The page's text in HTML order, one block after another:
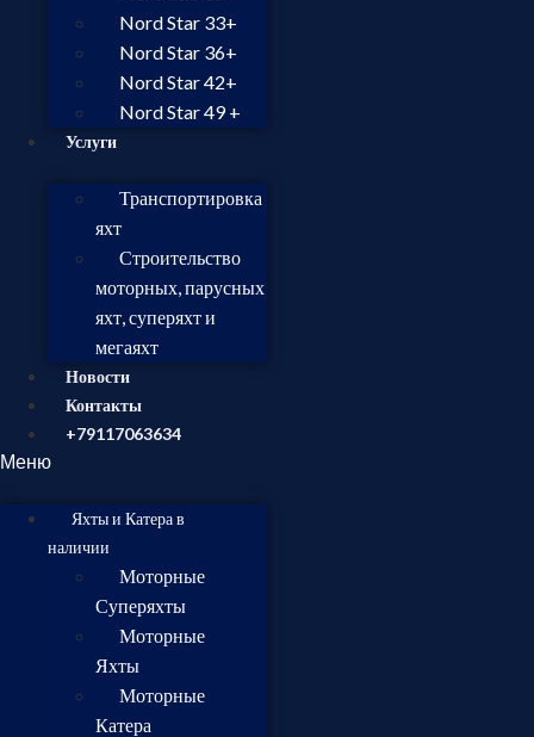
Nord Star 33+
Nord Star 36+
Nord Star 42+
Nord Star 49 +
Услуги
Транспортировка
яхт
Строительство
моторных, парусных
яхт, суперяхт и
мегаяхт
Новости
Контакты
+79117063634
Меню
Яхты и Катера в
наличии
Моторные
Суперяхты
Моторные
Яхты
Моторные
Катера